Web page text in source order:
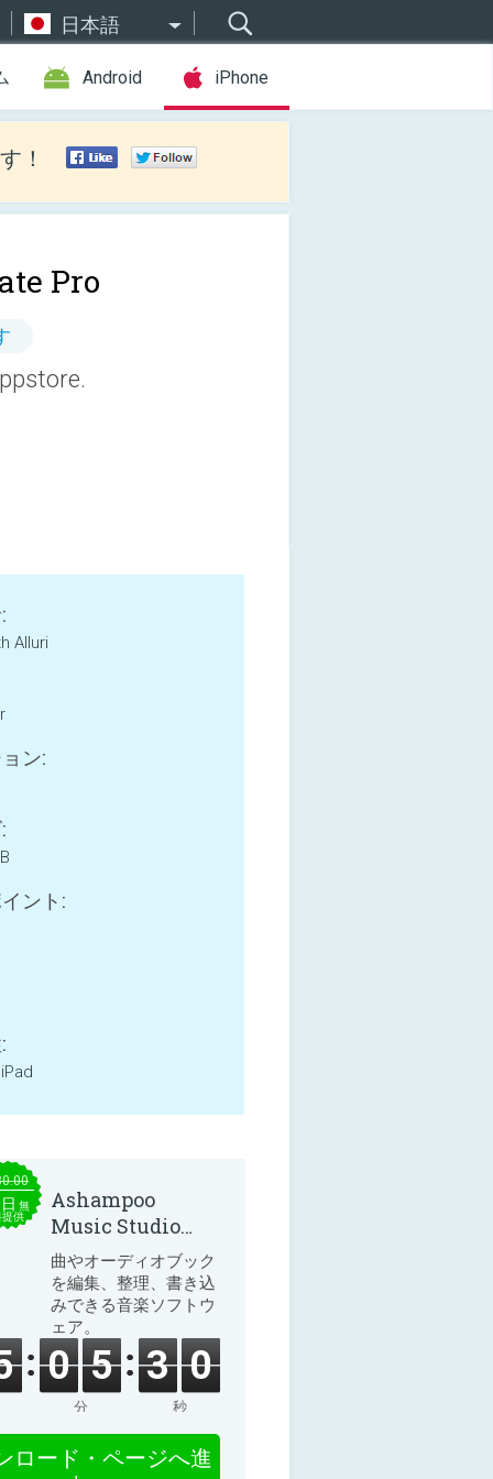
日本語
Android iPhone
！
Pro
Alluri
ン:
ント:
無
提供
Ashampoo
Music Studio
2025
曲やオーディオブック
を編集、整理、書き込
みできる音楽ソフトウ
ェア。
0 5
分
3 0
秒
ロード・ページへ進